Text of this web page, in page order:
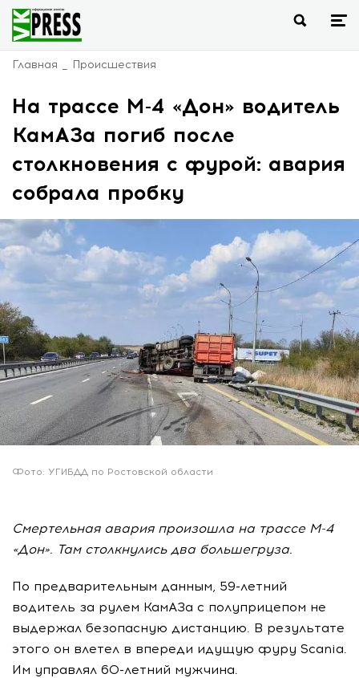
Главная Происшествия
На трассе М-4 «Дон» водитель
КамАЗа погиб после
столкновения с фурой: авария
собрала пробку
Фото: УГИБДД по Ростовской области
Смертельная авария произошла на трассе М-4
«Дон». Там столкнулись два большегруза.
По предварительным данным, 59-летний
водитель за рулем КамАЗа с полуприцепом не
выдержал безопасную дистанцию. В результате
этого он влетел в впереди идущую фуру Scania.
Им управлял 60-летний мужчина.